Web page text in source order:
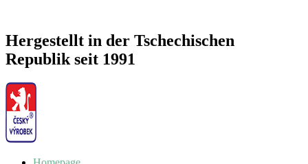
Hergestellt in der Tschechischen
Republik seit 1991